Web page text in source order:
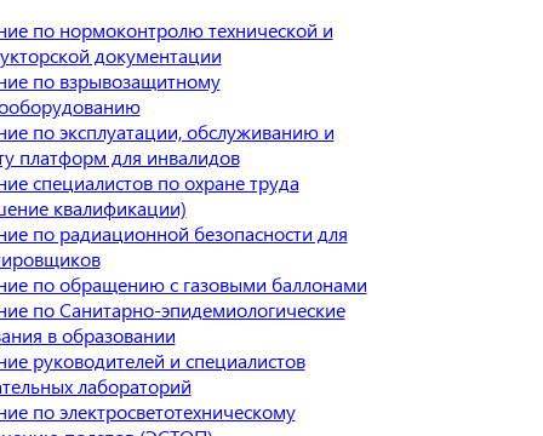
по нормоконтролю технической и
документации
по взрывозащитному
по эксплуатации, обслуживанию и
платформ для инвалидов
специалистов по охране труда
квалификации)
по радиационной безопасности для
по обращению с газовыми баллонами
по Санитарно-эпидемиологические
в образовании
руководителей и специалистов
лабораторий
по электросветотехническому